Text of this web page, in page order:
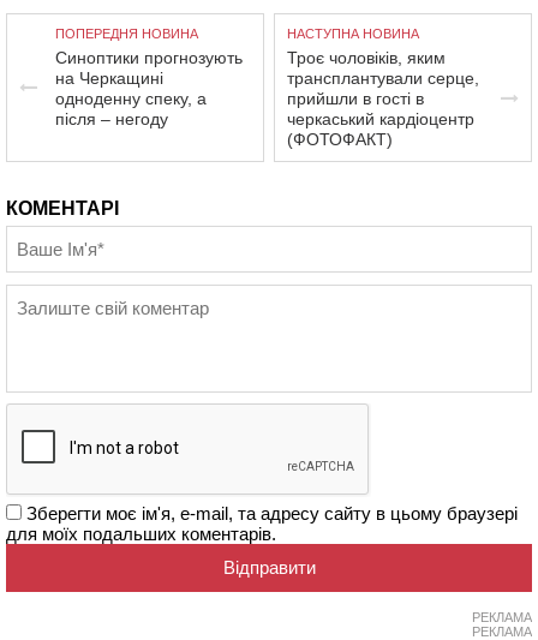
ПОПЕРЕДНЯ НОВИНА
Синоптики прогнозують
на Черкащині
одноденну спеку, а
після – негоду
НАСТУПНА НОВИНА
Троє чоловіків, яким
трансплантували серце,
прийшли в гості в
черкаський кардіоцентр
(ФОТОФАКТ)
КОМЕНТАРІ
Зберегти моє ім'я, e-mail, та адресу сайту в цьому браузері
для моїх подальших коментарів.
РЕКЛАМА
РЕКЛАМА